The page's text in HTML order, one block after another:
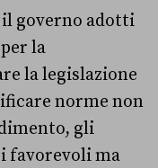
il governo adotti
la
la legislazione
norme non
gli
favorevoli ma